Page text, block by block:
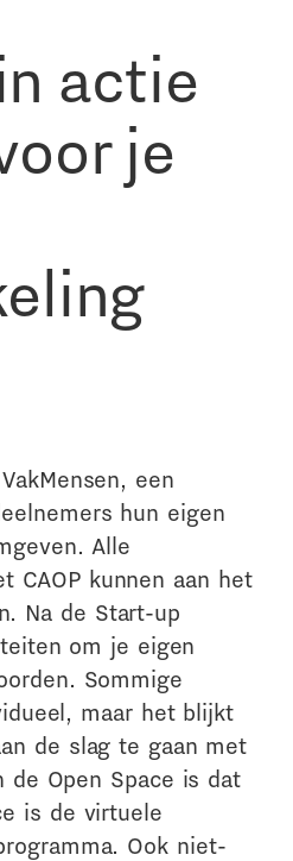
actie
je
een
hun eigen
Alle
CAOP kunnen aan het
Na de Start-up
om je eigen
Sommige
maar het blijkt
de slag te gaan met
Open Space is dat
is de virtuele
Ook niet-